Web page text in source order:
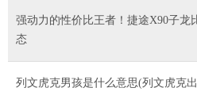
强动力的性价比王者！捷途X90子龙
态
列文虎克男孩是什么意思(列文虎克